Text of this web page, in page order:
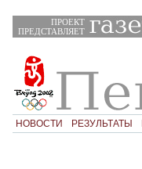
ПРОЕКТ
ПРЕДСТАВЛЯЕТ
НОВОСТИ РЕЗУЛЬТАТЫ